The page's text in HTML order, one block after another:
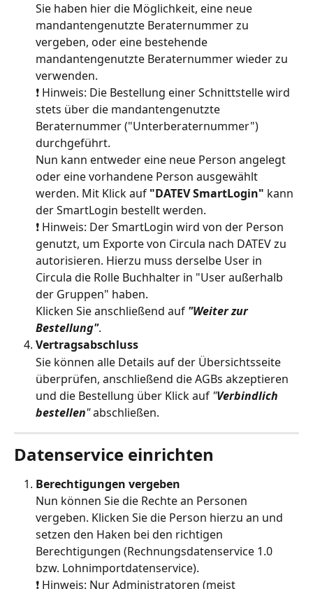
Sie haben hier die Möglichkeit, eine neue
mandantengenutzte Beraternummer zu
vergeben, oder eine bestehende
mandantengenutzte Beraternummer wieder zu
verwenden.
❗ Hinweis: Die Bestellung einer Schnittstelle wird
stets über die mandantengenutzte
Beraternummer ("Unterberaternummer")
durchgeführt.
Nun kann entweder eine neue Person angelegt
oder eine vorhandene Person ausgewählt
werden. Mit Klick auf "DATEV SmartLogin" kann
der SmartLogin bestellt werden.
❗ Hinweis: Der SmartLogin wird von der Person
genutzt, um Exporte von Circula nach DATEV zu
autorisieren. Hierzu muss derselbe User in
Circula die Rolle Buchhalter in "User außerhalb
der Gruppen" haben.
Klicken Sie anschließend auf "Weiter zur
Bestellung".
Vertragsabschluss
Sie können alle Details auf der Übersichtsseite
überprüfen, anschließend die AGBs akzeptieren
und die Bestellung über Klick auf "Verbindlich
bestellen" abschließen.
Datenservice einrichten
Berechtigungen vergeben
Nun können Sie die Rechte an Personen
vergeben. Klicken Sie die Person hierzu an und
setzen den Haken bei den richtigen
Berechtigungen (Rechnungsdatenservice 1.0
bzw. Lohnimportdatenservice).
❗ Hinweis: Nur Administratoren (meist